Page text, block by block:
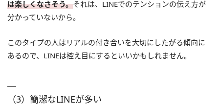
は楽しくなさそう。それは、LINEでのテンションの伝え方が
分かっていないから。
このタイプの人はリアルの付き合いを大切にしたがる傾向に
あるので、LINEは控え目にするといいかもしれません。
（3）簡潔なLINEが多い